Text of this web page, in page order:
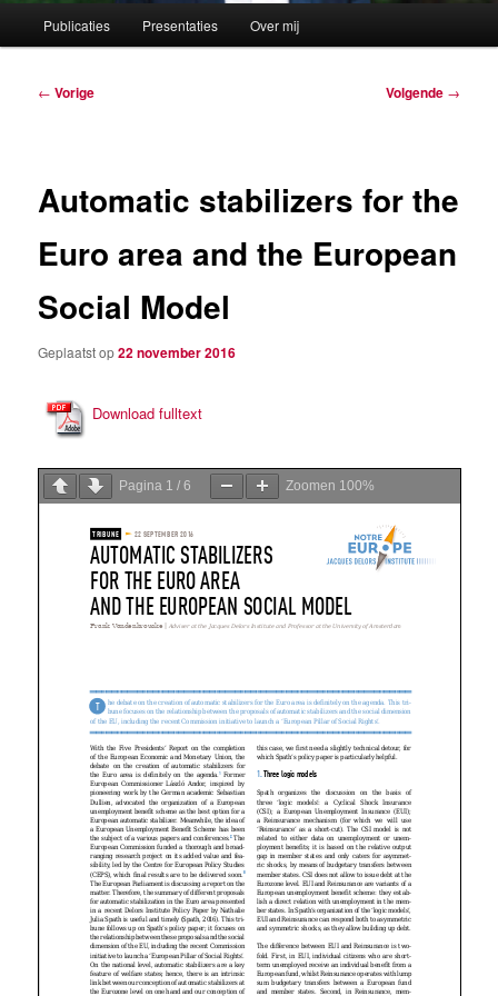
Publicaties Presentaties Over mij
Berichtnavigatie
← Vorige Volgende →
Automatic stabilizers for the
Euro area and the European
Social Model
Geplaatst op22 november 2016
Download fulltext
Pagina 1 /6 Zoomen 100%